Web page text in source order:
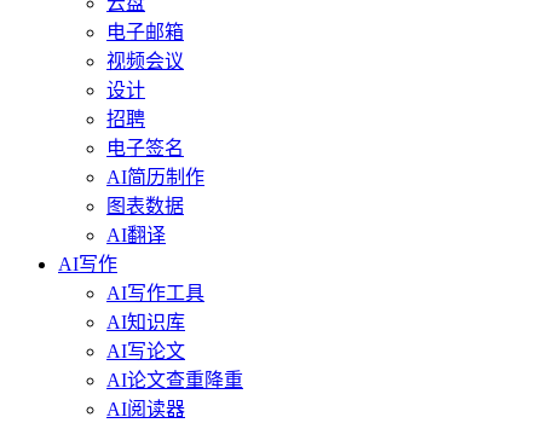
电子邮箱
视频会议
设计
招聘
电子签名
AI简历制作
图表数据
AI翻译
AI写作
AI写作工具
AI知识库
AI写论文
AI论文查重降重
AI阅读器